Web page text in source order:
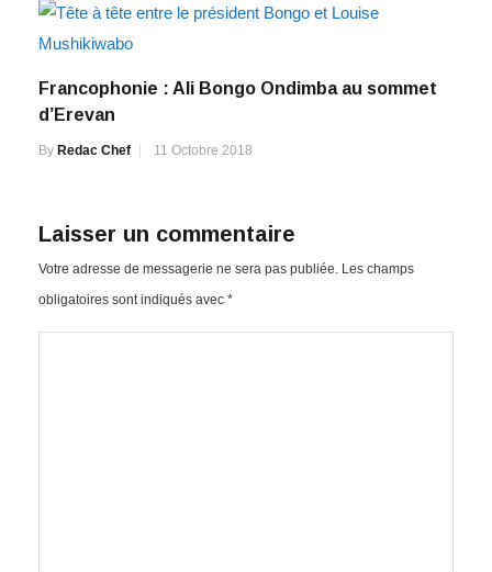
Francophonie : Ali Bongo Ondimba au sommet
d’Erevan
By Redac Chef 11 Octobre 2018
Laisser un commentaire
Votre adresse de messagerie ne sera pas publiée. Les champs
obligatoires sont indiqués avec *